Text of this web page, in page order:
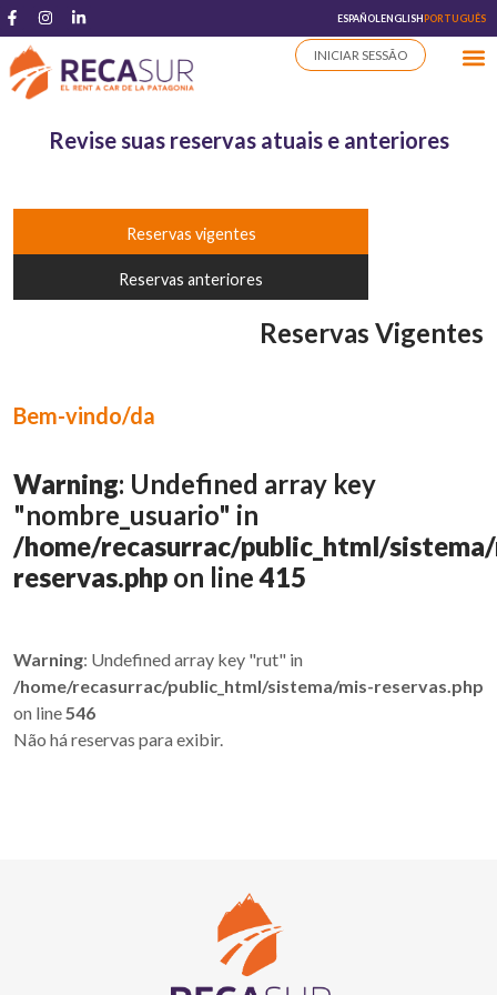
ESPAÑOL ENGLISHPORTUGUÊS
INICIAR SESSÃO
Revise suas reservas atuais e anteriores
Reservas vigentes
Reservas anteriores
Reservas Vigentes
Bem-vindo/da
Warning: Undefined array key
"nombre_usuario" in
/home/recasurrac/public_html/
reservas.php on line415
Warning: Undefined array key "rut" in
/home/recasurrac/public_html/sistema/mis-reservas.php
on line546
Não há reservas para exibir.